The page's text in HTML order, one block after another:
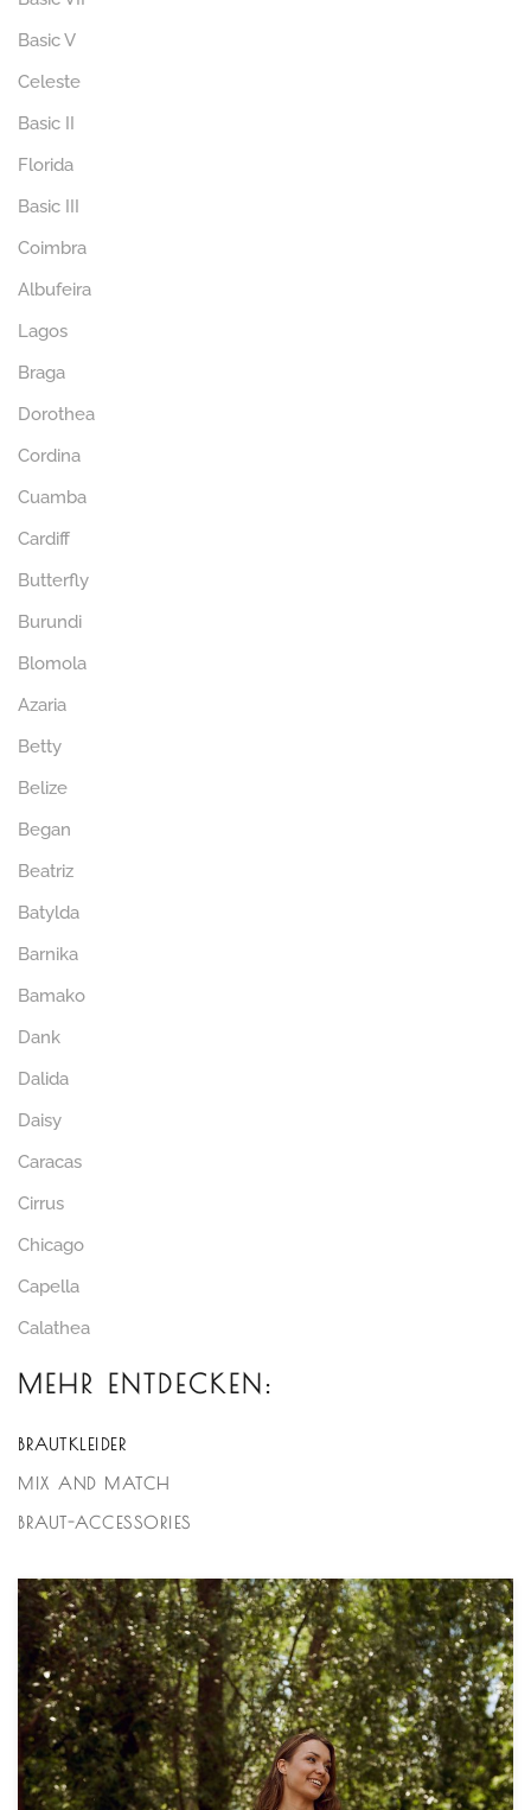
Basic V
Celeste
Basic II
Florida
Basic III
Coimbra
Albufeira
Lagos
Braga
Dorothea
Cordina
Cuamba
Cardiff
Butterfly
Burundi
Blomola
Azaria
Betty
Belize
Began
Beatriz
Batylda
Barnika
Bamako
Dank
Dalida
Daisy
Caracas
Cirrus
Chicago
Capella
Calathea
MEHR ENTDECKEN:
BRAUTKLEIDER
MIX AND MATCH
BRAUT-ACCESSORIES